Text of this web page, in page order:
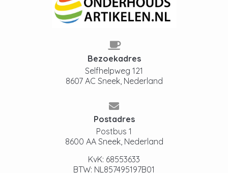
Bezoekadres
Selfhelpweg 121
8607 AC Sneek, Nederland
Postadres
Postbus 1
8600 AA Sneek, Nederland
KvK: 68553633
BTW: NL857495197B01